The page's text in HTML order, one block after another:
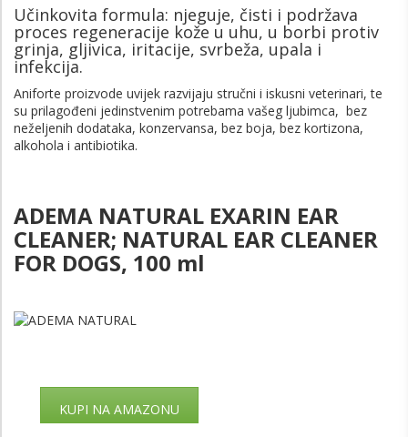
Učinkovita formula: njeguje, čisti i podržava
proces regeneracije kože u uhu, u borbi protiv
grinja, gljivica, iritacije, svrbeža, upala i
infekcija.
Aniforte proizvode uvijek razvijaju stručni i iskusni veterinari, te
su prilagođeni jedinstvenim potrebama vašeg ljubimca, bez
neželjenih dodataka, konzervansa, bez boja, bez kortizona,
alkohola i antibiotika.
ADEMA NATURAL EXARIN EAR
CLEANER; NATURAL EAR CLEANER
FOR DOGS, 100 ml
KUPI NA AMAZONU